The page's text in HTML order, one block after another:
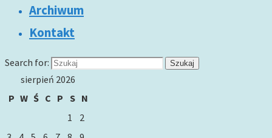
Archiwum
Kontakt
Search for: Szukaj
sierpień 2026
P W Ś C P S N
1
2